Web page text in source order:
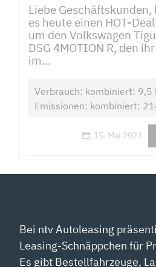
Liebe
es heute einen HOT-
um den Volkswagen
DSG 4MOTION R, den
im...
Verbrauch: kombiniert: 9,5
Emissionen: kombiniert:
15. Mai 2023
Bei ntv Autoleasing
Leasing-Schnäppchen für
Es gibt Bestellfahrzeuge,